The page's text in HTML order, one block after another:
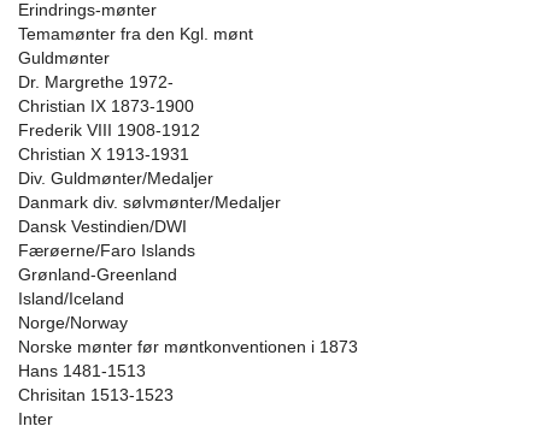
Erindrings-mønter
Temamønter fra den Kgl. mønt
Guldmønter
Dr. Margrethe 1972-
Christian IX 1873-1900
Frederik VIII 1908-1912
Christian X 1913-1931
Div. Guldmønter/Medaljer
Danmark div. sølvmønter/Medaljer
Dansk Vestindien/DWI
Færøerne/Faro Islands
Grønland-Greenland
Island/Iceland
Norge/Norway
Norske mønter før møntkonventionen i 1873
Hans 1481-1513
Chrisitan 1513-1523
Inter